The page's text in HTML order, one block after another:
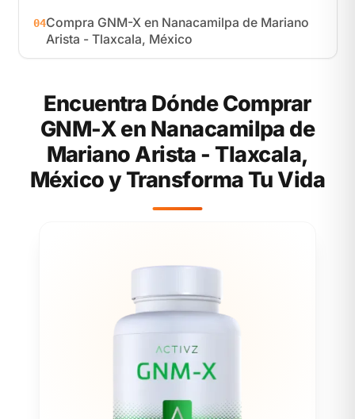
04Compra GNM-X en Nanacamilpa de Mariano
Arista - Tlaxcala, México
Encuentra Dónde Comprar
GNM-X en Nanacamilpa de
Mariano Arista - Tlaxcala,
México y Transforma Tu Vida